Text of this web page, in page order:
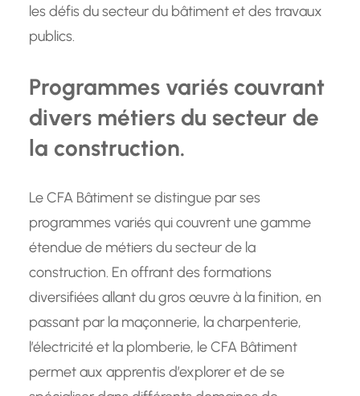
les défis du secteur du bâtiment et des travaux
publics.
Programmes variés couvrant
divers métiers du secteur de
la construction.
Le CFA Bâtiment se distingue par ses
programmes variés qui couvrent une gamme
étendue de métiers du secteur de la
construction. En offrant des formations
diversifiées allant du gros œuvre à la finition, en
passant par la maçonnerie, la charpenterie,
l’électricité et la plomberie, le CFA Bâtiment
permet aux apprentis d’explorer et de se